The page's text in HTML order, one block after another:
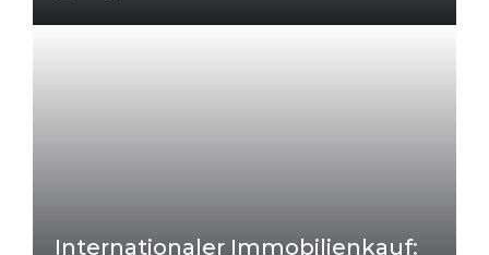
Internationaler Immobilienkauf: